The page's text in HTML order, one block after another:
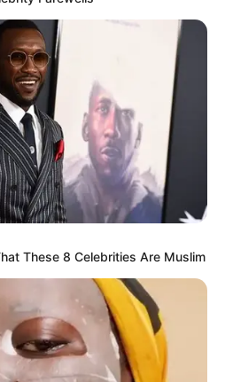
seorang pemanjat jika
tanpa menggunakan tali
pemanjatan lebih dai satu kali.
diperoleh seorang pemanjat jika
tanpa membebankan tali
percobaan.
olahraga panjat tebing kali ini.
STORY
These 8 Celebrities Are Muslim